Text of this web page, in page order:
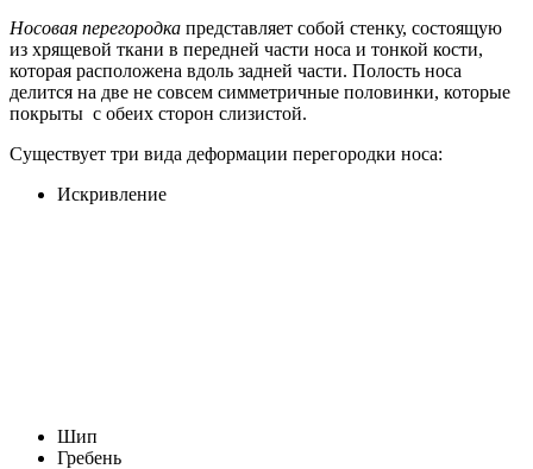
Носовая перегородка представляет собой стенку, состоящую
из хрящевой ткани в передней части носа и тонкой кости,
которая расположена вдоль задней части. Полость носа
делится на две не совсем симметричные половинки, которые
покрыты с обеих сторон слизистой.
Существует три вида деформации перегородки носа:
Искривление
Шип
Гребень